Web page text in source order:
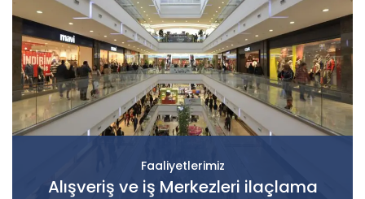
Faaliyetlerimiz
Alışveriş ve iş Merkezleri ilaçlama